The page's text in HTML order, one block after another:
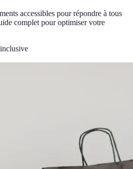
accessibles pour répondre à tous
complet pour optimiser votre